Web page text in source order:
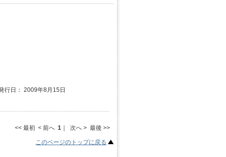
日： 2009年8月15日
<< 最初 < 前へ 1 ｜ 次へ > 最後 >>
このページのトップに戻る